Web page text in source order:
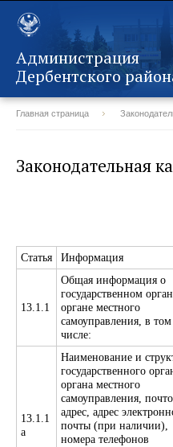
Администрация
Дербентского
Главная страница
Законодательная
Статья Информация
13.1.1
Общая информация о
государственном
органе местного
самоуправления, в том
числе:
13.1.1
а
Наименование и
государственного
органа местного
самоуправления,
адрес, адрес
почты (при наличии),
номера телефонов